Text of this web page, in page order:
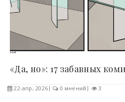
22-апр, 2026 0 мнений 3